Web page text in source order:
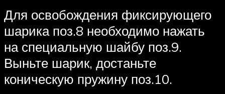
Для освобождения фиксирующего
шарика поз.8 необходимо нажать
на специальную шайбу поз.9.
Выньте шарик, достаньте
коническую пружину поз.10.